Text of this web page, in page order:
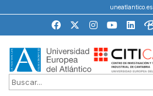
uneatlantico.es